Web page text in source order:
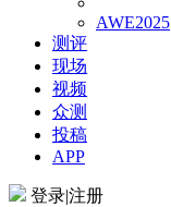
AWE2025
测评
现场
视频
众测
投稿
APP
登录|注册